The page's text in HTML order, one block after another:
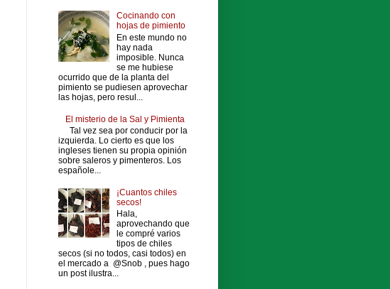
Cocinando con
hojas de pimiento
En este mundo no
hay nada
imposible. Nunca
se me hubiese
ocurrido que de la planta del
pimiento se pudiesen aprovechar
las hojas, pero resul...
El misterio de la Sal y Pimienta
Tal vez sea por conducir por la
izquierda. Lo cierto es que los
ingleses tienen su propia opinión
sobre saleros y pimenteros. Los
españole...
¡Cuantos chiles
secos!
Hala,
aprovechando que
le compré varios
tipos de chiles
secos (si no todos, casi todos) en
el mercado a @Snob , pues hago
un post ilustra...